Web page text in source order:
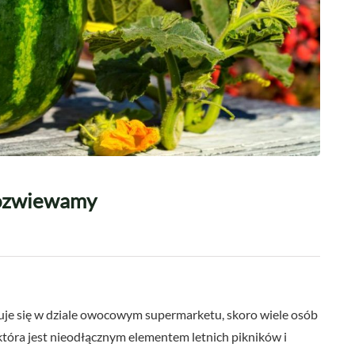
się w dziale owocowym supermarketu, skoro wiele osób
jest nieodłącznym elementem letnich pikników i